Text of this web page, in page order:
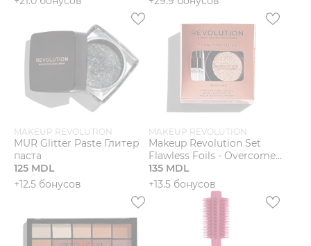
MAKEUP REVOLUTION
MUR Glitter Paste Глитер
паста
125 MDL
+12.5 бонусов
MAKEUP REVOLUTION
Makeup Revolution Set
Flawless Foils - Overcome
Одинарные тени для век
_ База
135 MDL
+13.5 бонусов